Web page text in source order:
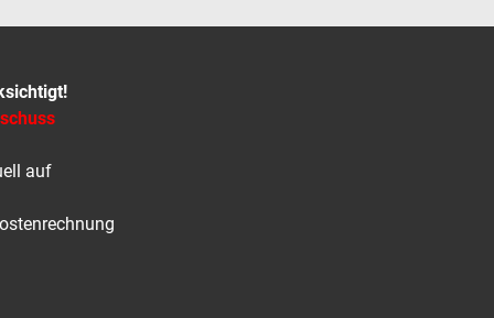
auf